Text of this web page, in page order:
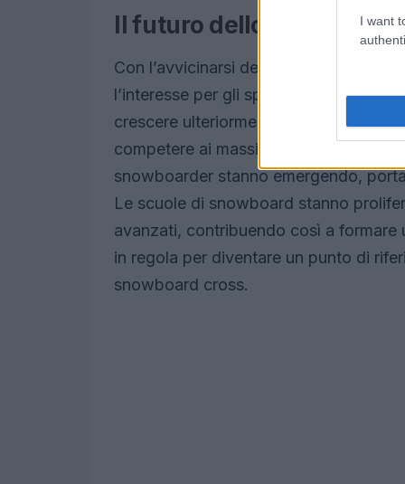
I want
Il futuro dello snowboard
Con l’avvicinarsi delle Olimpiadi
l’interesse per gli sport invernali, e in
crescere ulteriormente. Gli atleti
competere ai massimi livelli, e le
snowboarder stanno emergendo,
Le scuole di snowboard stanno
avanzati, contribuendo così a formare
in regola per diventare un punto di
snowboard cross.